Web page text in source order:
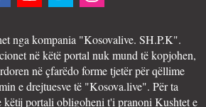
nga kompania "Kosovalive. SH.P.K".
në këtë portal nuk mund të kopjohen,
në çfarëdo forme tjetër për qëllime
e drejtuesve të "Kosova.live". Për ta
këtij portali obligoheni t'i pranoni Kushtet e